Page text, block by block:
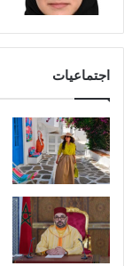
اجتماعيات